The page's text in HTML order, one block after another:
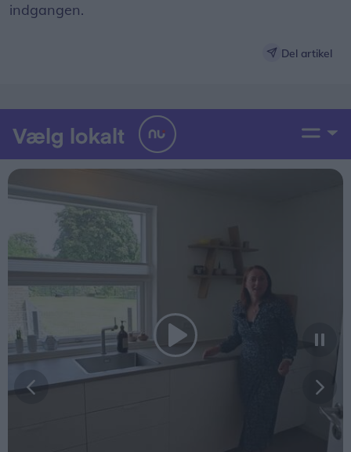
indgangen.
Del artikel